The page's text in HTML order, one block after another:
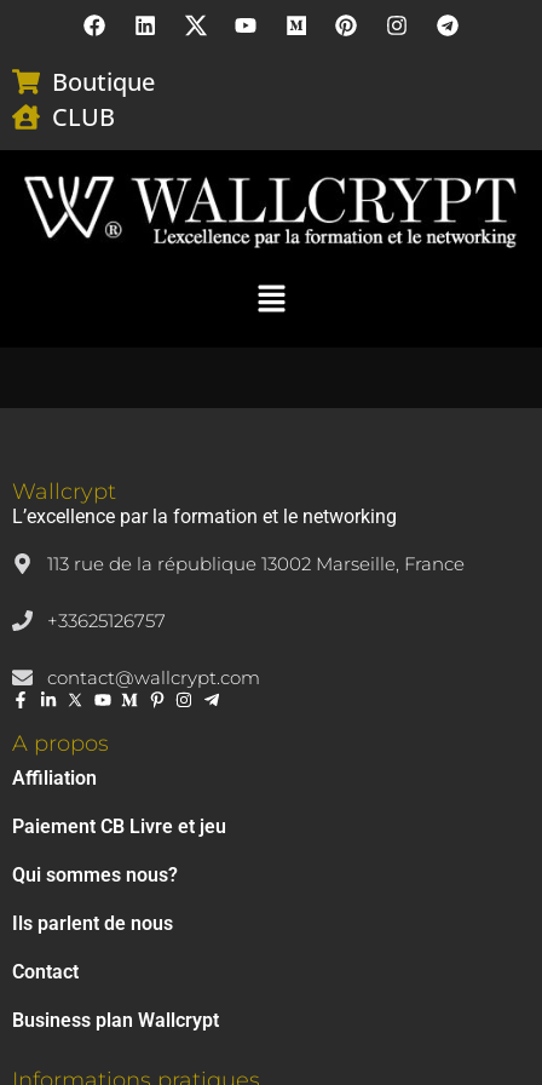
Boutique
CLUB
Wallcrypt
L’excellence par la formation et le networking
113 rue de la république 13002 Marseille, France
+33625126757
contact@wallcrypt.com
A propos
Affiliation
Paiement CB Livre et jeu
Qui sommes nous?
Ils parlent de nous
Contact
Business plan Wallcrypt
Informations pratiques